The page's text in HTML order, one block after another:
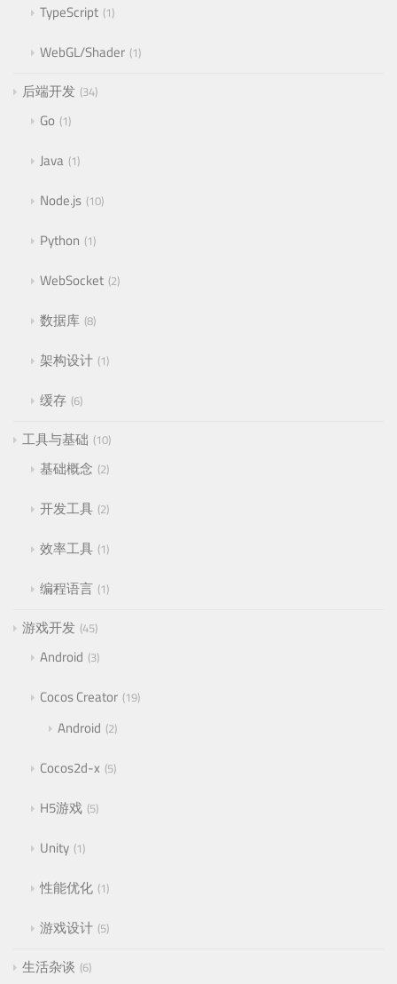
TypeScript 1
WebGL/Shader 1
后端开发 34
Go 1
Java 1
Node.js 10
Python 1
WebSocket 2
数据库 8
架构设计 1
缓存 6
工具与基础 10
基础概念 2
开发工具 2
效率工具 1
编程语言 1
游戏开发 45
Android 3
Cocos Creator 19
Android 2
Cocos2d-x 5
H5游戏 5
Unity 1
性能优化 1
游戏设计 5
生活杂谈 6